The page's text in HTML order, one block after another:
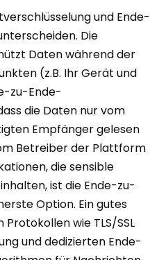
und Ende-
Die
Daten während der
(z.B. Ihr Gerät und
zu-Ende-
die Daten nur vom
Empfänger gelesen
Betreiber der Plattform
die sensible
ist die Ende-zu-
Option. Ein gutes
wie TLS/SSL
und dedizierten Ende-